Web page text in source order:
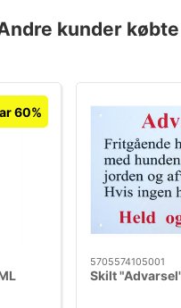
kunder
60%
5705574105001
Skilt